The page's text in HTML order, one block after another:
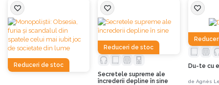
PlantPlus, starea de sănătate a celor doi s-a îmbunătățit considerabil.
Prin urmare, aici vei găsi informații științifice despre alimente și metabolosim
care îți vor răspunde la întrebări precum:
Cum îți poți da seama dacă ești rezistent sau sensibil la carbohidrați?
Reduceri de stoc
Reduceri de stoc
Secretele supreme ale
încrederii depline în sine
Du-te cu
de Agnès